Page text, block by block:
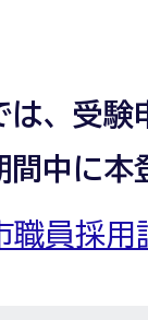
は、受験
間中に本
職員採用